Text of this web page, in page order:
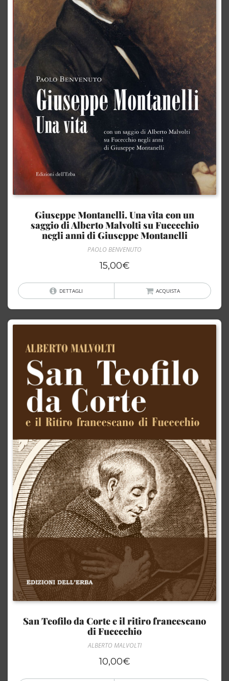
Giuseppe Montanelli. Una vita con un
saggio di Alberto Malvolti su Fucecchio
negli anni di Giuseppe Montanelli
PAOLO BENVENUTO
15,00€
DETTAGLI ACQUISTA
San Teofilo da Corte e il ritiro francescano
di Fucecchio
ALBERTO MALVOLTI
10,00€